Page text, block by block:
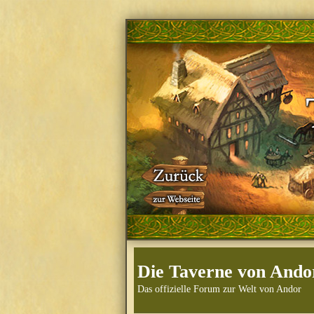
Die Taverne von
Das offizielle Forum zur Welt von Andor